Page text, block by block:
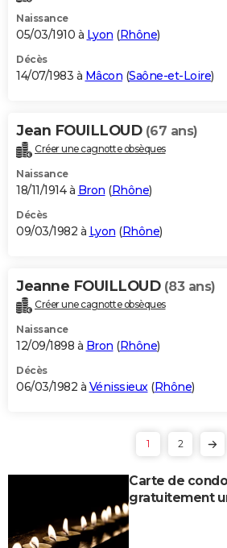
Naissance
05/03/1910 à Lyon (Rhône)
Décès
14/07/1983 à Mâcon (Saône-et-Loire)
Jean FOUILLOUD (67 ans)
Créer une cagnotte obsèques
Naissance
18/11/1914 à Bron (Rhône)
Décès
09/03/1982 à Lyon (Rhône)
Jeanne FOUILLOUD (83 ans)
Créer une cagnotte obsèques
Naissance
12/09/1898 à Bron (Rhône)
Décès
06/03/1982 à Vénissieux (Rhône)
1 2
Carte de
gratuitement